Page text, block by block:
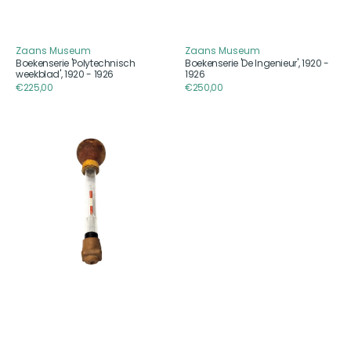
Aanbieder
Zaans Museum
Boekenserie 'Polytechnisch
weekblad', 1920 - 1926
Reguliere
€225,00
Aanbieder
Zaans Museum
Boekenserie 'De Ingenieur', 1920 -
1926
Reguliere
€250,00
Accuzuurmeter